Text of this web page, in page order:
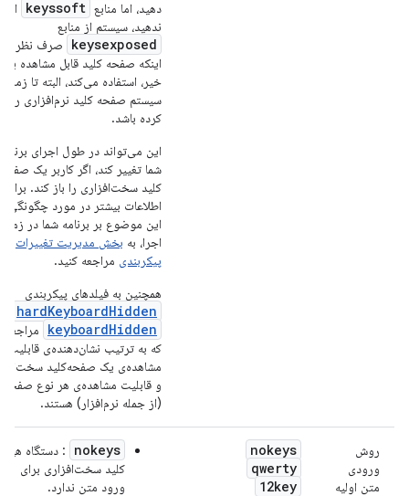
دهید، اما منابع keyssoft
ندهید، سیستم از منابع
keysexposed
صرف نظر از
اینکه صفحه کلید قابل مشاهده
خیر، استفاده می‌کند، البته تا
سیستم صفحه کلید نرم‌افزاری را
کرده باشد.
این می‌تواند در طول اجرای برنامه
شما تغییر کند، اگر کاربر یک صفحه
کلید سخت‌افزاری را باز کند. برای
اطلاعات بیشتر در مورد چگونگی
این موضوع بر برنامه شما در زمان
اجرا، به بخش مدیریت تغییرات
پیکربندی مراجعه کنید.
همچنین به فیلدهای پیکربندی
hardKeyboardHidden
keyboardHidden
مراجعه
که به ترتیب نشان‌دهنده‌ی قابلیت
مشاهده‌ی یک صفحه‌کلید
و قابلیت مشاهده‌ی هر نوع
(از جمله نرم‌افزار) هستند.
روش
ورودی
متن اولیه
nokeys
qwerty
12key
nokeys
: دستگاه هیچ
کلید سخت‌افزاری برای
ورود متن ندارد.